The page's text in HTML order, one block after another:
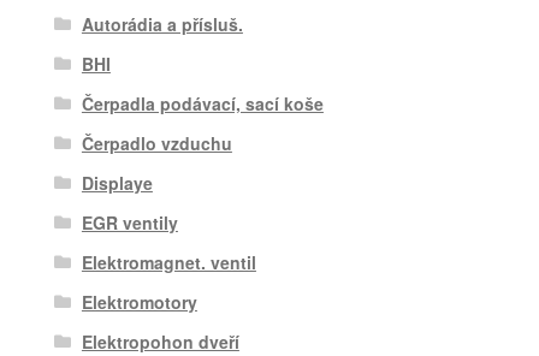
Autorádia a přísluš.
BHI
Čerpadla podávací, sací koše
Čerpadlo vzduchu
Displaye
EGR ventily
Elektromagnet. ventil
Elektromotory
Elektropohon dveří